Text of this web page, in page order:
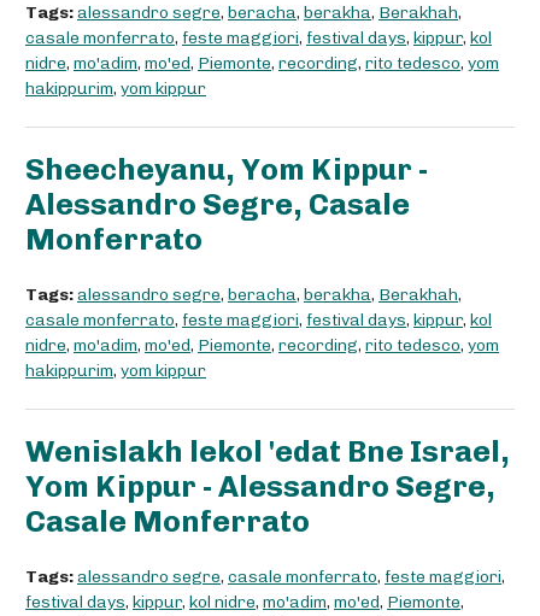
Tags:alessandro segre, beracha, berakha, Berakhah,
casale monferrato, feste maggiori, festival days, kippur, kol
nidre, mo'adim, mo'ed, Piemonte, recording, rito tedesco, yom
hakippurim, yom kippur
Sheecheyanu, Yom Kippur -
Alessandro Segre, Casale
Monferrato
Tags:alessandro segre, beracha, berakha, Berakhah,
casale monferrato, feste maggiori, festival days, kippur, kol
nidre, mo'adim, mo'ed, Piemonte, recording, rito tedesco, yom
hakippurim, yom kippur
Wenislakh lekol 'edat Bne Israel,
Yom Kippur - Alessandro Segre,
Casale Monferrato
Tags:alessandro segre, casale monferrato, feste maggiori,
festival days, kippur, kol nidre, mo'adim, mo'ed, Piemonte,